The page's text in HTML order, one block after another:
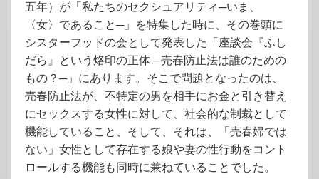
五年）が「私たちのセクシュアリティ─いま、
〈女〉であること─」を特集した時に、その巻頭に
シスターフッドの会として発表した「座談会『ふし
だら』という烙印の正体 ─売春防止法は誰のための
もの？─」にあります。そこで問題となったのは、
売春防止法が、不特定の男を相手にお金と引き替え
にセックスする女性に対して、社会的な制裁として
機能していること、そして、それは、「売春婦では
ない」女性として存在する娘や妻の性行動をコント
ロールする機能も同時に兼ねていることでした。